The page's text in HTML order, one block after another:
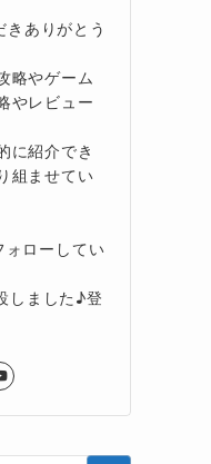
きありがとう
略やゲーム
やレビュー
に紹介でき
組ませてい
ォローしてい
しました♪登